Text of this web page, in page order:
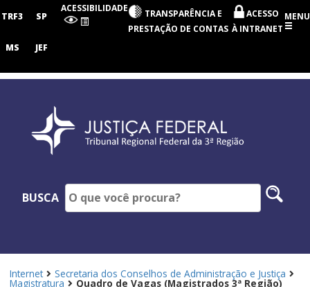
Regional
3ª
TRF3 SP
MS JEF
ACESSIBILIDADE
TRANSPARÊNCIA E
PRESTAÇÃO DE CONTAS
ACESSO
À INTRANET
MENU
BUSCA
Internet Secretaria dos Conselhos de Administração e Justiça
Magistratura Quadro de Vagas (Magistrados 3ª Região)